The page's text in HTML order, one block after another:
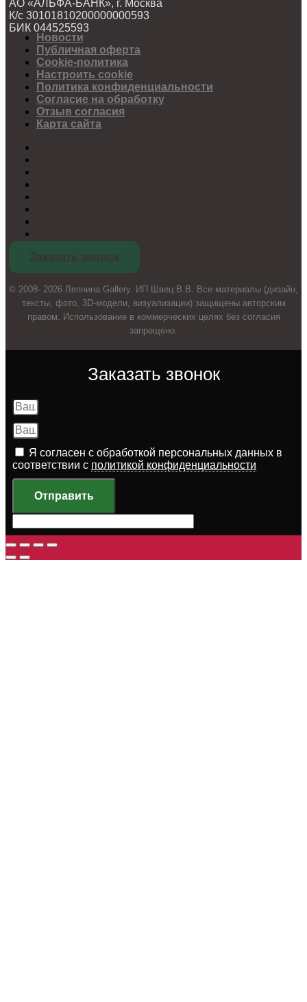
АО «АЛЬФА-БАНК», г. Москва
К/с 30101810200000000593
БИК 044525593
Новости
Публичная оферта
Cookie-политика
Настроить cookie
Политика конфиденциальности
Согласие на обработку
Отзыв согласия
Карта сайта
Заказать звонок
© 2008- 2026 Лепнина Gallery. ИП Швец В.В. Все материалы (дизайн,
тексты, фото, 3D-модели, визуализации) защищены авторским
правом. Использование в коммерческих целях без согласия
запрещено.
Заказать звонок
Я согласен с обработкой персональных данных в
соответствии с политикой конфиденциальности
Отправить